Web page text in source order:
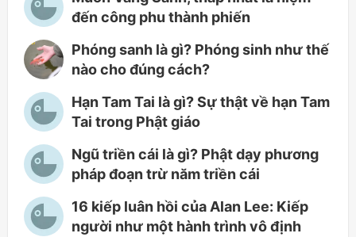
đến công phu thành phiến
Phóng sanh là gì? Phóng sinh như thế
nào cho đúng cách?
Hạn Tam Tai là gì? Sự thật về hạn Tam
Tai trong Phật giáo
Ngũ triền cái là gì? Phật dạy phương
pháp đoạn trừ năm triền cái
16 kiếp luân hồi của Alan Lee: Kiếp
người như một hành trình vô định